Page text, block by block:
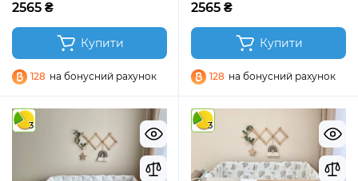
2565 ₴
Купити
128 на бонусний рахунок
2565 ₴
Купити
128 на бонусний рахунок
3 3